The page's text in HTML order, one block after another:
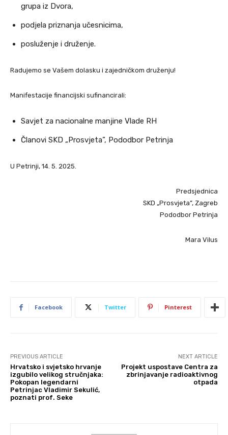
grupa iz Dvora,
podjela priznanja učesnicima,
posluženje i druženje.
Radujemo se Vašem dolasku i zajedničkom druženju!
Manifestacije financijski sufinancirali:
Savjet za nacionalne manjine Vlade RH
Članovi SKD „Prosvjeta”, Pododbor Petrinja
U Petrinji, 14. 5. 2025.
Predsjednica
SKD „Prosvjeta”, Zagreb
Pododbor Petrinja
Mara Vilus
Facebook Twitter Pinterest
PREVIOUS ARTICLE
Hrvatsko i svjetsko hrvanje
izgubilo velikog stručnjaka:
Pokopan legendarni
Petrinjac Vladimir Sekulić,
poznati prof. Seke
NEXT ARTICLE
Projekt uspostave Centra za
zbrinjavanje radioaktivnog
otpada